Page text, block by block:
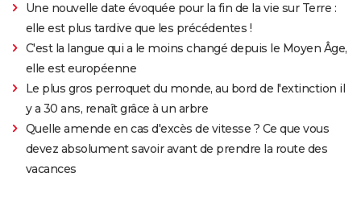
Une nouvelle date évoquée pour la fin de la vie sur Terre :
elle est plus tardive que les précédentes !
C'est la langue qui a le moins changé depuis le Moyen Âge,
elle est européenne
Le plus gros perroquet du monde, au bord de l'extinction il
y a 30 ans, renaît grâce à un arbre
Quelle amende en cas d'excès de vitesse ? Ce que vous
devez absolument savoir avant de prendre la route des
vacances